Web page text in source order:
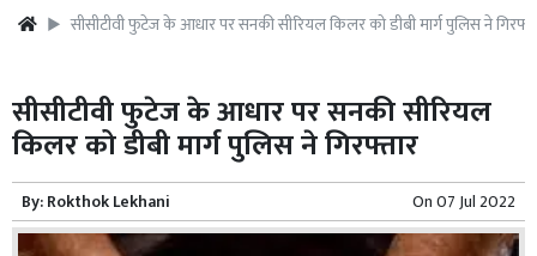
सीसीटीवी फुटेज के आधार पर सनकी सीरियल किलर को डीबी मार्ग पुलिस ने
सीसीटीवी फुटेज के आधार पर सनकी सीरियल
किलर को डीबी मार्ग पुलिस ने गिरफ्तार
By:Rokthok Lekhani On07 Jul 2022